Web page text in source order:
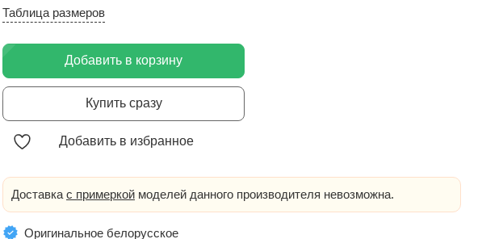
Таблица размеров
Добавить в корзину
Купить сразу
Добавить в избранное
Доставка с примеркой моделей данного производителя невозможна.
Оригинальное белорусское